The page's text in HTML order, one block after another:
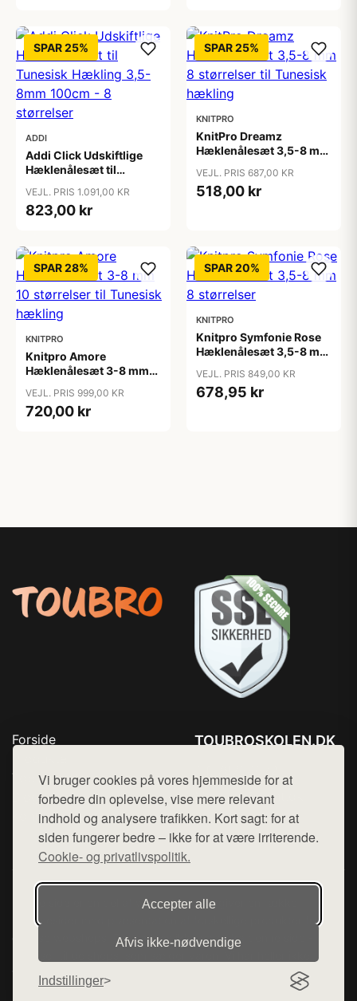
Vi bruger cookies på vores hjemmeside for at
forbedre din oplevelse, vise mere relevant
indhold og analysere trafikken. Kort sagt: for at
siden fungerer bedre – ikke for at være irriterende.
Cookie- og privatlivspolitik.
Accepter alle
Afvis ikke‑nødvendige
Indstillinger
SPAR 25%
ADDI
Addi Click Udskiftlige
Hæklenålesæt til
8mm 100cm - 8
størrelser
VEJL. PRIS 1.091,00 KR
823,00 kr
SPAR 25%
KNITPRO
KnitPro Dreamz
Hæklenålesæt 3,5-8 mm
hækling
VEJL. PRIS 687,00 KR
518,00 kr
SPAR 28%
KNITPRO
Knitpro Amore
Hæklenålesæt 3-8 mm
hækling
VEJL. PRIS 999,00 KR
720,00 kr
SPAR 20%
KNITPRO
Knitpro Symfonie Rose
Hæklenålesæt 3,5-8 mm
VEJL. PRIS 849,00 KR
678,95 kr
Forside
Top Rabatter
Blog
Kontakt
TOUBROSKOLEN.DK
Mail: hej@want.dk
Cookie- og privatlivspolitik
Denne side er en del af want.dk, der udgiver en række
hjemmesider med præsentation af forskellige produkter fra
diverse webshops. Der sælges ikke varer fra denne side - vi
henviser til de shops, som sælger varen. Vi har heller ikke
varerne på lager.